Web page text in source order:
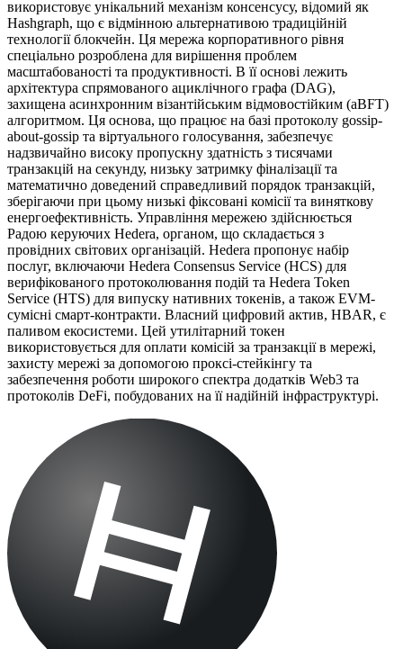
використовує унікальний механізм консенсусу, відомий як
Hashgraph, що є відмінною альтернативою традиційній
технології блокчейн. Ця мережа корпоративного рівня
спеціально розроблена для вирішення проблем
масштабованості та продуктивності. В її основі лежить
архітектура спрямованого ациклічного графа (DAG),
захищена асинхронним візантійським відмовостійким (aBFT)
алгоритмом. Ця основа, що працює на базі протоколу gossip-
about-gossip та віртуального голосування, забезпечує
надзвичайно високу пропускну здатність з тисячами
транзакцій на секунду, низьку затримку фіналізації та
математично доведений справедливий порядок транзакцій,
зберігаючи при цьому низькі фіксовані комісії та виняткову
енергоефективність. Управління мережею здійснюється
Радою керуючих Hedera, органом, що складається з
провідних світових організацій. Hedera пропонує набір
послуг, включаючи Hedera Consensus Service (HCS) для
верифікованого протоколювання подій та Hedera Token
Service (HTS) для випуску нативних токенів, а також EVM-
сумісні смарт-контракти. Власний цифровий актив, HBAR, є
паливом екосистеми. Цей утилітарний токен
використовується для оплати комісій за транзакції в мережі,
захисту мережі за допомогою проксі-стейкінгу та
забезпечення роботи широкого спектра додатків Web3 та
протоколів DeFi, побудованих на її надійній інфраструктурі.